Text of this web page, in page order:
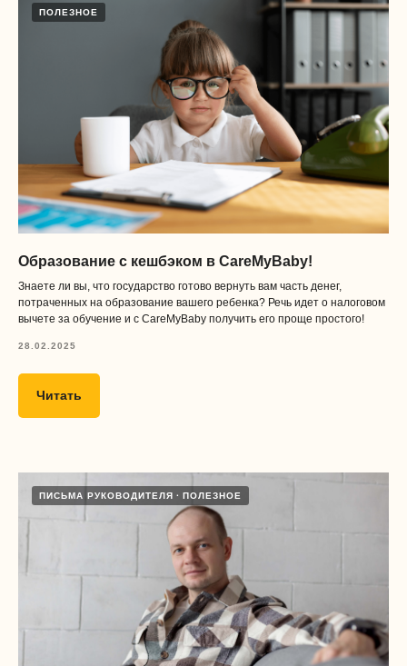
ПОЛЕЗНОЕ
Образование с кешбэком в CareMyBaby!
Знаете ли вы, что государство готово вернуть вам часть денег,
потраченных на образование вашего ребенка? Речь идет о налоговом
вычете за обучение и с CareMyBaby получить его проще простого!
28.02.2025
Читать
ПИСЬМА РУКОВОДИТЕЛЯ ПОЛЕЗНОЕ
Получать материалы
Нажимая на кнопку, я даю согласие
обработку и распространение
, а также
соглашаюсь с
договором оферты
полезные
материалы